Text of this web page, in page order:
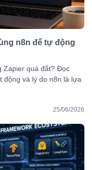
n8n để tự động
Zapier quá đắt? Đọc
động và lý do n8n là lựa
25/06/2026